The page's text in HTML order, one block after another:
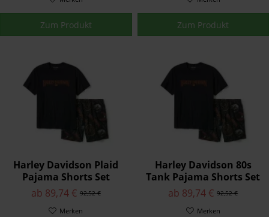
Zum Produkt Zum Produkt
Harley Davidson Plaid
Pajama Shorts Set
92,52 €
ab 89,74 €
Merken
Harley Davidson 80s
Tank Pajama Shorts Set
92,52 €
ab 89,74 €
Merken